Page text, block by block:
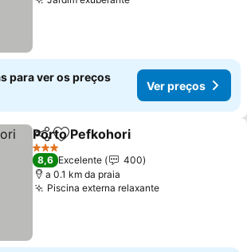
para ver os preços
Ver preços
PartilharAdicionar aos favoritos
Porto Pefkohori
3 Estrelas
8,6 Excelente
400
a 0.1 km da praia
Piscina externa relaxante